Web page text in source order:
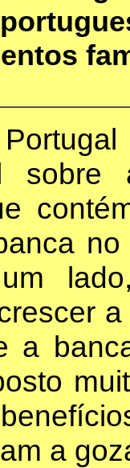
sobre
a
a